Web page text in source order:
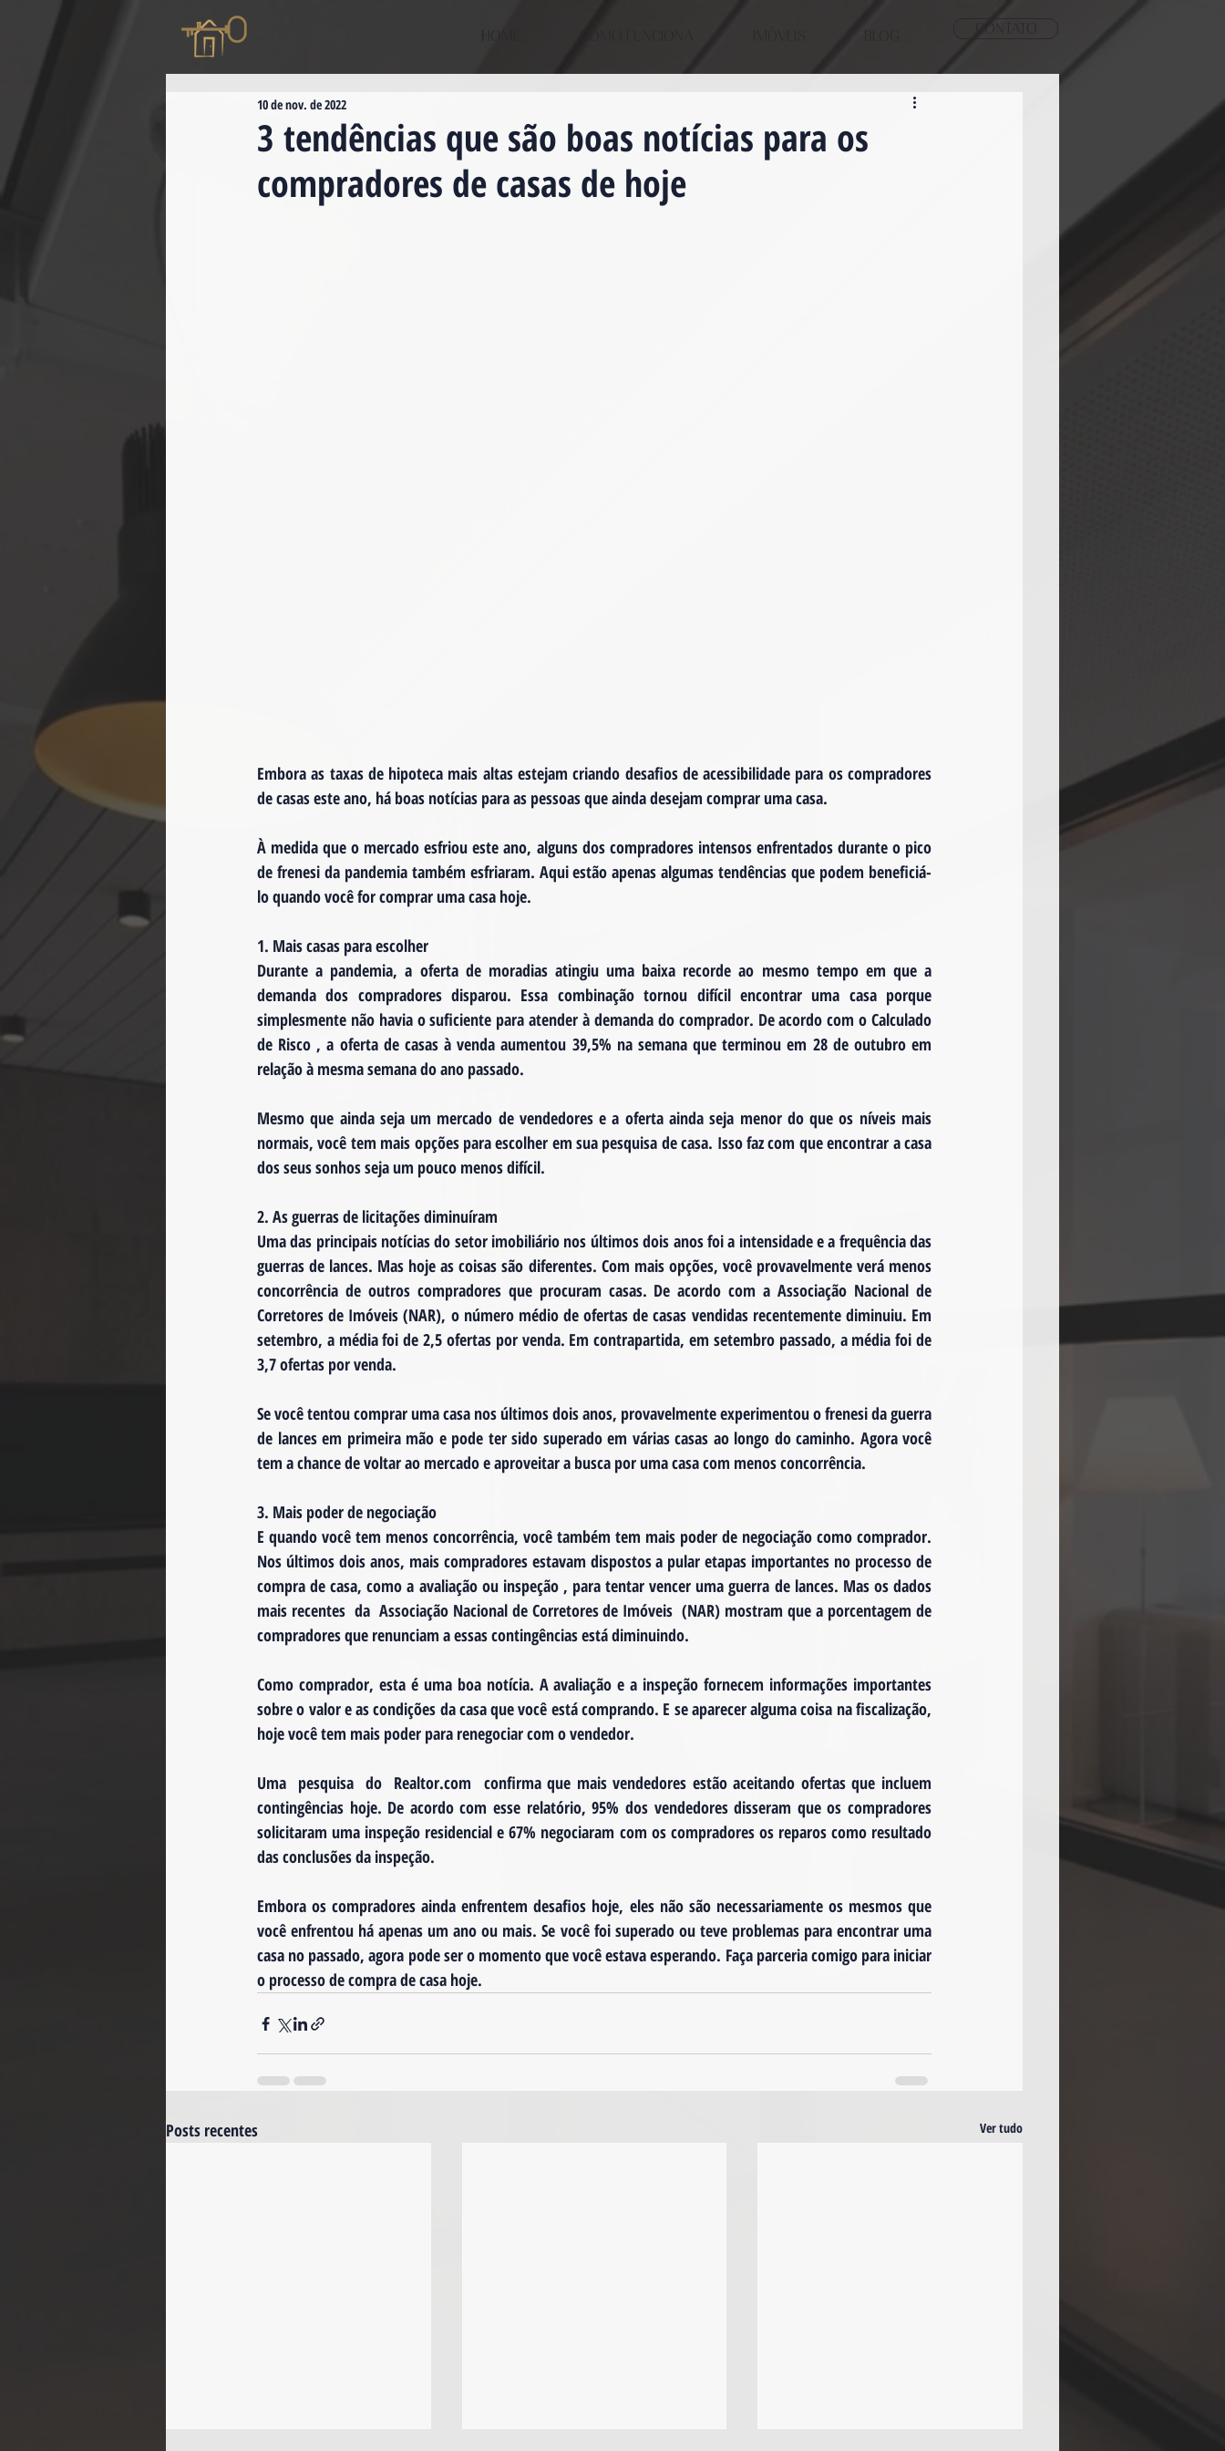
3 tendências que são boas notícias para os
compradores de casas de hoje
10 de nov. de 2022
Embora as taxas de hipoteca mais altas estejam criando desafios de acessibilidade para os compradores
de casas este ano, há boas notícias para as pessoas que ainda desejam comprar uma casa.
À medida que o mercado esfriou este ano, alguns dos compradores intensos enfrentados durante o pico
de frenesi da pandemia também esfriaram. Aqui estão apenas algumas tendências que podem beneficiá-
lo quando você for comprar uma casa hoje.
1. Mais casas para escolher
Durante a pandemia, a oferta de moradias atingiu uma baixa recorde ao mesmo tempo em que a
demanda dos compradores disparou. Essa combinação tornou difícil encontrar uma casa porque
simplesmente não havia o suficiente para atender à demanda do comprador. De acordo com o Calculado
de Risco , a oferta de casas à venda aumentou 39,5% na semana que terminou em 28 de outubro em
relação à mesma semana do ano passado.
Mesmo que ainda seja um mercado de vendedores e a oferta ainda seja menor do que os níveis mais
normais, você tem mais opções para escolher em sua pesquisa de casa. Isso faz com que encontrar a casa
dos seus sonhos seja um pouco menos difícil.
2. As guerras de licitações diminuíram
Uma das principais notícias do setor imobiliário nos últimos dois anos foi a intensidade e a frequência das
guerras de lances. Mas hoje as coisas são diferentes. Com mais opções, você provavelmente verá menos
concorrência de outros compradores que procuram casas. De acordo com a Associação Nacional de
Corretores de Imóveis (NAR), o número médio de ofertas de casas vendidas recentemente diminuiu. Em
setembro, a média foi de 2,5 ofertas por venda. Em contrapartida, em setembro passado, a média foi de
3,7 ofertas por venda.
Se você tentou comprar uma casa nos últimos dois anos, provavelmente experimentou o frenesi da guerra
de lances em primeira mão e pode ter sido superado em várias casas ao longo do caminho. Agora você
tem a chance de voltar ao mercado e aproveitar a busca por uma casa com menos concorrência.
3. Mais poder de negociação
E quando você tem menos concorrência, você também tem mais poder de negociação como comprador.
Nos últimos dois anos, mais compradores estavam dispostos a pular etapas importantes no processo de
compra de casa, como a avaliação ou inspeção , para tentar vencer uma guerra de lances. Mas os dados
mais recentes  da  Associação Nacional de Corretores de Imóveis  (NAR) mostram que a porcentagem de
compradores que renunciam a essas contingências está diminuindo.
Como comprador, esta é uma boa notícia. A avaliação e a inspeção fornecem informações importantes
sobre o valor e as condições da casa que você está comprando. E se aparecer alguma coisa na fiscalização,
hoje você tem mais poder para renegociar com o vendedor.
Uma  pesquisa  do  Realtor.com  confirma que mais vendedores estão aceitando ofertas que incluem
contingências hoje. De acordo com esse relatório, 95% dos vendedores disseram que os compradores
solicitaram uma inspeção residencial e 67% negociaram com os compradores os reparos como resultado
das conclusões da inspeção.
Embora os compradores ainda enfrentem desafios hoje, eles não são necessariamente os mesmos que
você enfrentou há apenas um ano ou mais. Se você foi superado ou teve problemas para encontrar uma
casa no passado, agora pode ser o momento que você estava esperando. Faça parceria comigo para iniciar
o processo de compra de casa hoje.
Posts recentes Ver tudo